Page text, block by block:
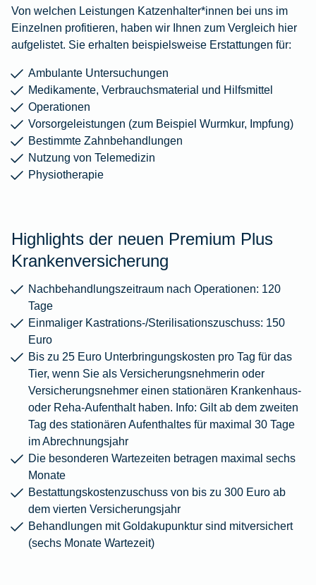
Von welchen Leistungen Katzenhalter*innen bei uns im
Einzelnen profitieren, haben wir Ihnen zum Vergleich hier
aufgelistet. Sie erhalten beispielsweise Erstattungen für:
Ambulante Untersuchungen
Medikamente, Verbrauchsmaterial und Hilfsmittel
Operationen
Vorsorgeleistungen (zum Beispiel Wurmkur, Impfung)
Bestimmte Zahnbehandlungen
Nutzung von Telemedizin
Physiotherapie
Highlights der neuen Premium Plus
Krankenversicherung
Nachbehandlungszeitraum nach Operationen: 120
Tage
Einmaliger Kastrations-/Sterilisationszuschuss: 150
Euro
Bis zu 25 Euro Unterbringungskosten pro Tag für das
Tier, wenn Sie als Versicherungsnehmerin oder
Versicherungsnehmer einen stationären Krankenhaus-
oder Reha-Aufenthalt haben. Info: Gilt ab dem zweiten
Tag des stationären Aufenthaltes für maximal 30 Tage
im Abrechnungsjahr
Die besonderen Wartezeiten betragen maximal sechs
Monate
Bestattungskostenzuschuss von bis zu 300 Euro ab
dem vierten Versicherungsjahr
Behandlungen mit Goldakupunktur sind mitversichert
(sechs Monate Wartezeit)